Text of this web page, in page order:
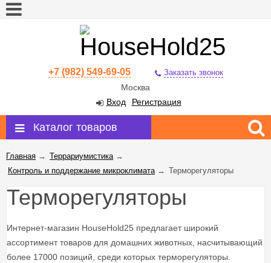
+7 (982) 549-69-05 Заказать звонок
Москва
Вход
Регистрация
Каталог товаров
Главная → Террариумистика→
Контроль и поддержание микроклимата→ Терморегуляторы
Терморегуляторы
Интернет-магазин HouseHold25 предлагает широкий
ассортимент товаров для домашних животных, насчитывающий
более 17000 позиций, среди которых терморегуляторы.